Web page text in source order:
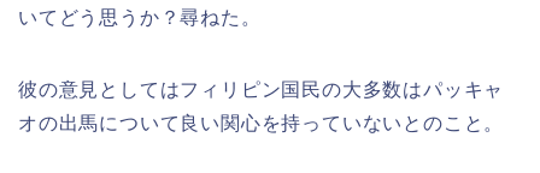
いてどう思うか？尋ねた。
彼の意見としてはフィリピン国民の大多数はパッキャ
オの出馬について良い関心を持っていないとのこと。